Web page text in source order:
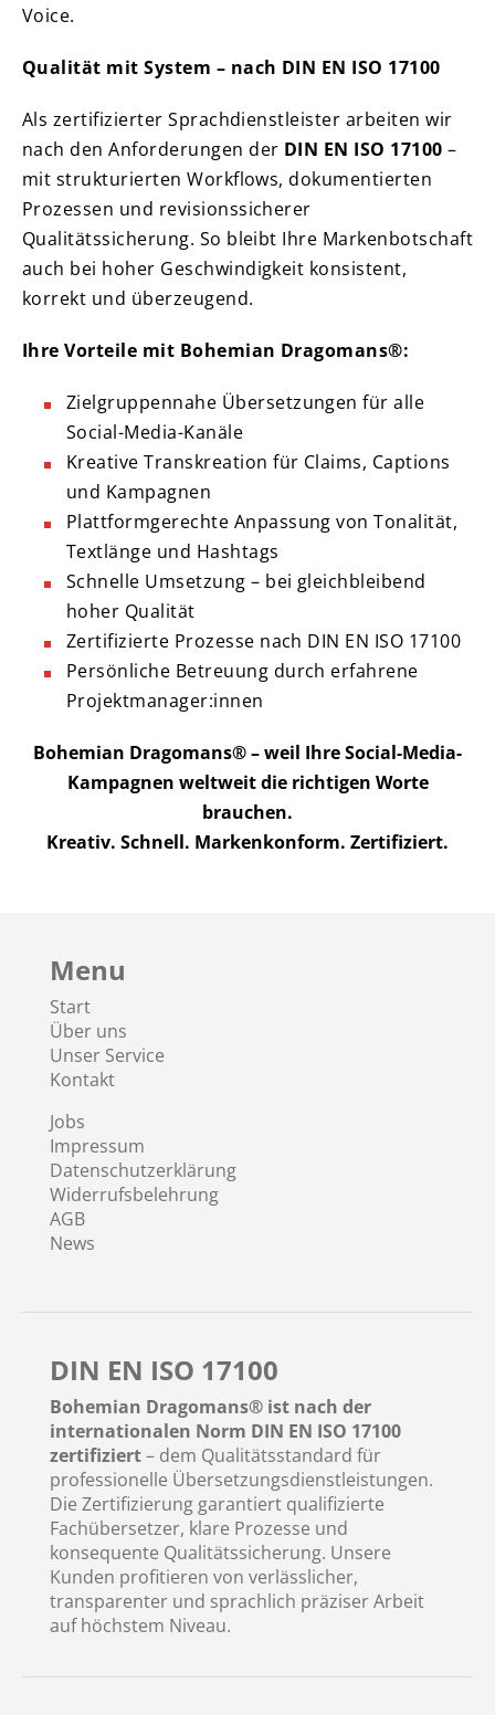
Voice.
Qualität mit System – nach DIN EN ISO 17100
Als zertifizierter Sprachdienstleister arbeiten wir
nach den Anforderungen der DIN EN ISO 17100 –
mit strukturierten Workflows, dokumentierten
Prozessen und revisionssicherer
Qualitätssicherung. So bleibt Ihre Markenbotschaft
auch bei hoher Geschwindigkeit konsistent,
korrekt und überzeugend.
Ihre Vorteile mit Bohemian Dragomans®:
Zielgruppennahe Übersetzungen für alle
Social-Media-Kanäle
Kreative Transkreation für Claims, Captions
und Kampagnen
Plattformgerechte Anpassung von Tonalität,
Textlänge und Hashtags
Schnelle Umsetzung – bei gleichbleibend
hoher Qualität
Zertifizierte Prozesse nach DIN EN ISO 17100
Persönliche Betreuung durch erfahrene
Projektmanager:innen
Bohemian Dragomans®– weil Ihre Social-Media-
Kampagnen weltweit die richtigen Worte
brauchen.
Kreativ. Schnell. Markenkonform. Zertifiziert.
Menu
Start
Über uns
Unser Service
Kontakt
Jobs
Impressum
Datenschutzerklärung
Widerrufsbelehrung
AGB
News
DIN EN ISO 17100
Bohemian Dragomans® ist nach der
internationalen Norm DIN EN ISO 17100
zertifiziert– dem Qualitätsstandard für
professionelle Übersetzungsdienstleistungen.
Die Zertifizierung garantiert qualifizierte
Fachübersetzer, klare Prozesse und
konsequente Qualitätssicherung. Unsere
Kunden profitieren von verlässlicher,
transparenter und sprachlich präziser Arbeit
auf höchstem Niveau.